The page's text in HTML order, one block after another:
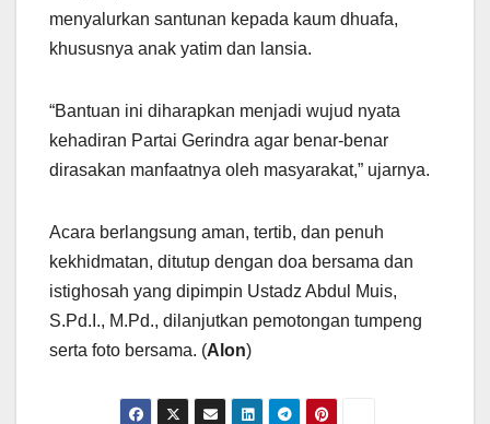
menyalurkan santunan kepada kaum dhuafa,
khususnya anak yatim dan lansia.
“Bantuan ini diharapkan menjadi wujud nyata
kehadiran Partai Gerindra agar benar-benar
dirasakan manfaatnya oleh masyarakat,” ujarnya.
Acara berlangsung aman, tertib, dan penuh
kekhidmatan, ditutup dengan doa bersama dan
istighosah yang dipimpin Ustadz Abdul Muis,
S.Pd.I., M.Pd., dilanjutkan pemotongan tumpeng
serta foto bersama. (Alon)